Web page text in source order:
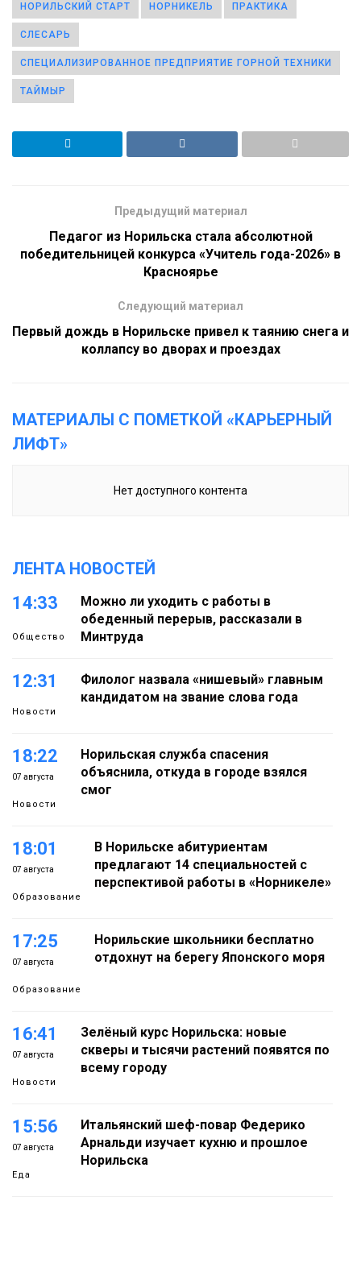
НОРИЛЬСКИЙ СТАРТ НОРНИКЕЛЬ ПРАКТИКА
СЛЕСАРЬ
СПЕЦИАЛИЗИРОВАННОЕ ПРЕДПРИЯТИЕ ГОРНОЙ ТЕХНИКИ
ТАЙМЫР
Предыдущий материал
Педагог из Норильска стала абсолютной
победительницей конкурса «Учитель года-2026» в
Красноярье
Следующий материал
Первый дождь в Норильске привел к таянию снега и
коллапсу во дворах и проездах
МАТЕРИАЛЫ С ПОМЕТКОЙ «КАРЬЕРНЫЙ
ЛИФТ»
Нет доступного контента
ЛЕНТА НОВОСТЕЙ
14:33
Общество
Можно ли уходить с работы в
обеденный перерыв, рассказали в
Минтруда
12:31
Новости
Филолог назвала «нишевый» главным
кандидатом на звание слова года
18:22
07 августа
Новости
Норильская служба спасения
объяснила, откуда в городе взялся
смог
18:01
07 августа
Образование
В Норильске абитуриентам
предлагают 14 специальностей с
перспективой работы в «Норникеле»
17:25
07 августа
Образование
Норильские школьники бесплатно
отдохнут на берегу Японского моря
16:41
07 августа
Новости
Зелёный курс Норильска: новые
скверы и тысячи растений появятся по
всему городу
15:56
07 августа
Еда
Итальянский шеф-повар Федерико
Арнальди изучает кухню и прошлое
Норильска